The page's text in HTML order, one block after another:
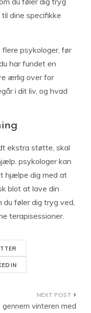
dine specifikke
psykologer, før
har fundet en
ærlig over for
i dit liv, og hvad
ekstra støtte, skal
psykologer kan
hjælpe dig med at
blot at lave din
du føler dig tryg ved,
terapisessioner.
gennem vinteren med